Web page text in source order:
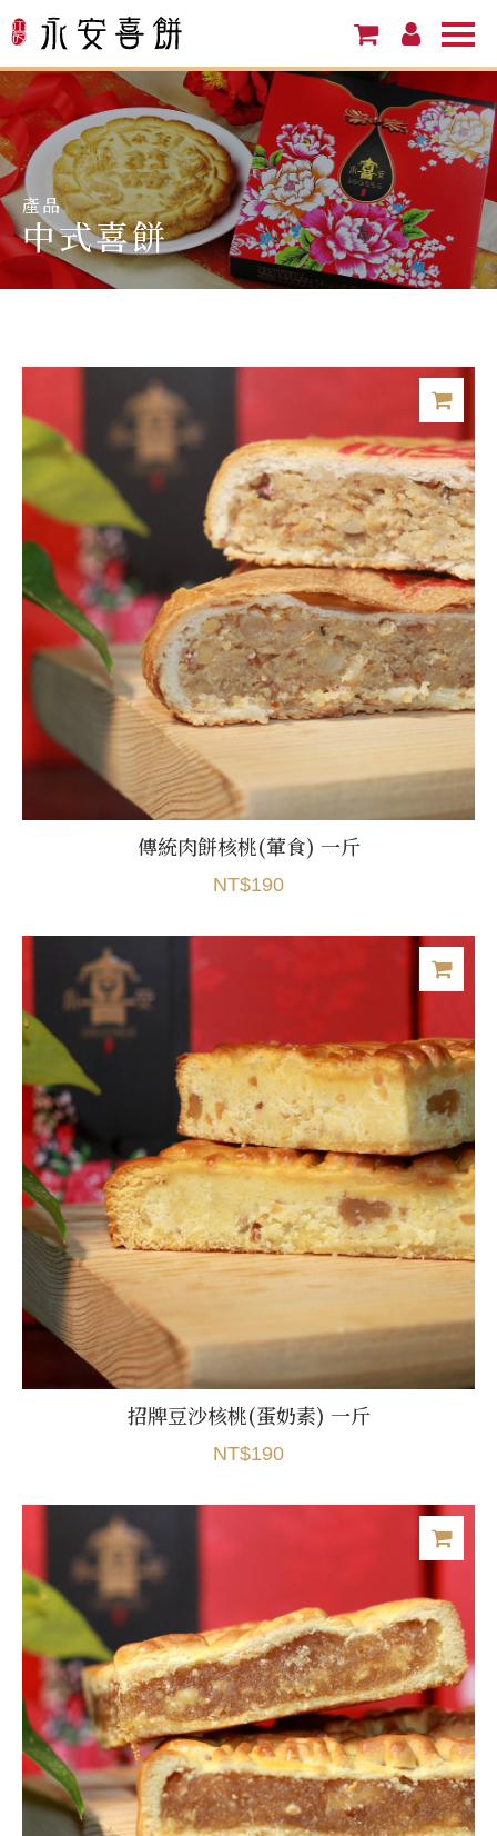
產品
中式喜餅
傳統肉餅核桃(葷食) 一斤
NT$190
招牌豆沙核桃(蛋奶素) 一斤
NT$190